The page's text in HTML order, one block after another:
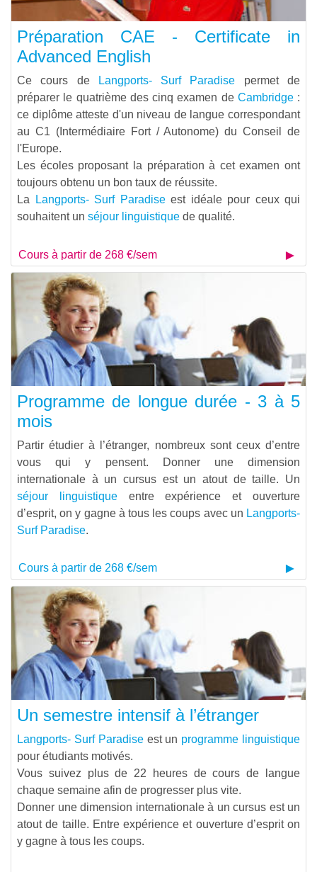
Préparation CAE - Certificate in
Advanced English
Ce cours de Langports- Surf Paradise permet de
préparer le quatrième des cinq examen de Cambridge:
ce diplôme atteste d'un niveau de langue correspondant
au C1 (Intermédiaire Fort / Autonome) du Conseil de
l'Europe.
Les écoles proposant la préparation à cet examen ont
toujours obtenu un bon taux de réussite.
La Langports- Surf Paradiseest idéale pour ceux qui
souhaitent un séjour linguistique de qualité.
Cours à partir de 268 €/sem
Programme de longue durée - 3 à 5
mois
Partir étudier à l’étranger, nombreux sont ceux d’entre
vous qui y pensent. Donner une dimension
internationale à un cursus est un atout de taille. Un
séjour linguistiqueentre expérience et ouverture
d’esprit, on y gagne à tous les coups avec un Langports-
Surf Paradise.
Cours à partir de 268 €/sem
Un semestre intensif à l’étranger
Langports- Surf Paradiseest un programme linguistique
pour étudiants motivés.
Vous suivez plus de 22 heures de cours de langue
chaque semaine afin de progresser plus vite.
Donner une dimension internationale à un cursus est un
atout de taille. Entre expérience et ouverture d’esprit on
y gagne à tous les coups.